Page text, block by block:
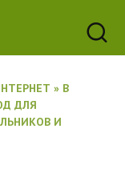
» В
ДЛЯ
И